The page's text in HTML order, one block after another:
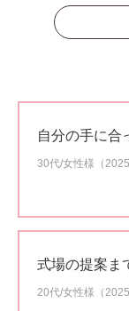
自分の手に合
30代/女性様（
式場の提案ま
20代/女性様（